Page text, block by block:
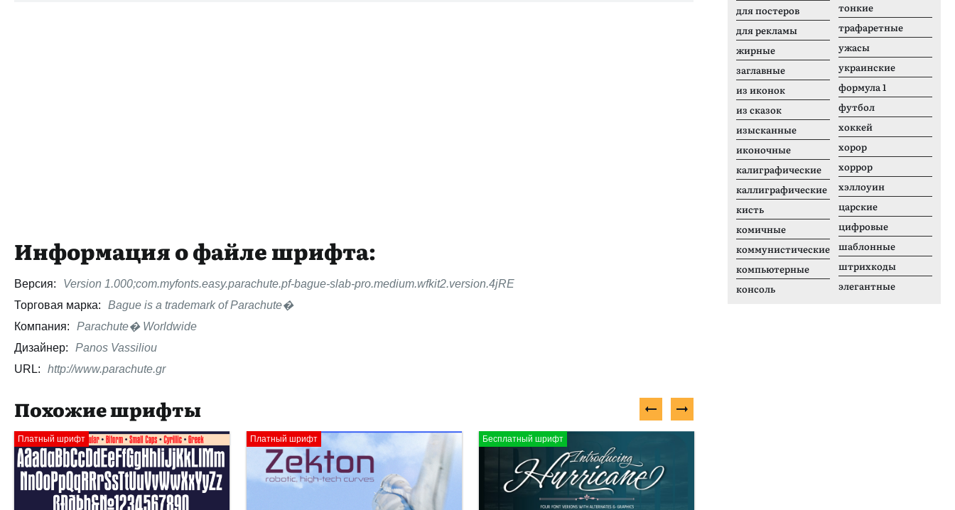
Информация о файле шрифта:
Версия:
Version 1.000;com.myfonts.easy.parachute.pf-bague-slab-pro.medium.wfkit2.version.4jRE
Торговая марка:
Bague is a trademark of Parachute�
Компания:
Parachute� Worldwide
Дизайнер:
Panos Vassiliou
URL:
http://www.parachute.gr
Похожие шрифты
Платный шрифт Платный шрифт Бесплатный шрифт
для постеров
для рекламы
жирные
заглавные
из иконок
из сказок
изысканные
иконочные
калиграфические
каллиграфические
кисть
комичные
коммунистические
компьютерные
консоль
тонкие
трафаретные
ужасы
украинские
формула 1
футбол
хоккей
хорор
хоррор
хэллоуин
царские
цифровые
шаблонные
штрихкоды
элегантные